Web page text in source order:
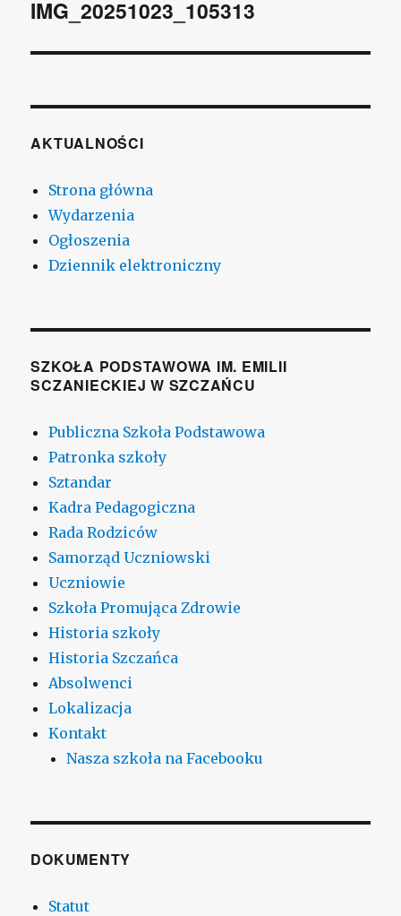
IMG_20251023_105313
AKTUALNOŚCI
Strona główna
Wydarzenia
Ogłoszenia
Dziennik elektroniczny
SZKOŁA PODSTAWOWA IM. EMILII
SCZANIECKIEJ W SZCZAŃCU
Publiczna Szkoła Podstawowa
Patronka szkoły
Sztandar
Kadra Pedagogiczna
Rada Rodziców
Samorząd Uczniowski
Uczniowie
Szkoła Promująca Zdrowie
Historia szkoły
Historia Szczańca
Absolwenci
Lokalizacja
Kontakt
Nasza szkoła na Facebooku
DOKUMENTY
Statut